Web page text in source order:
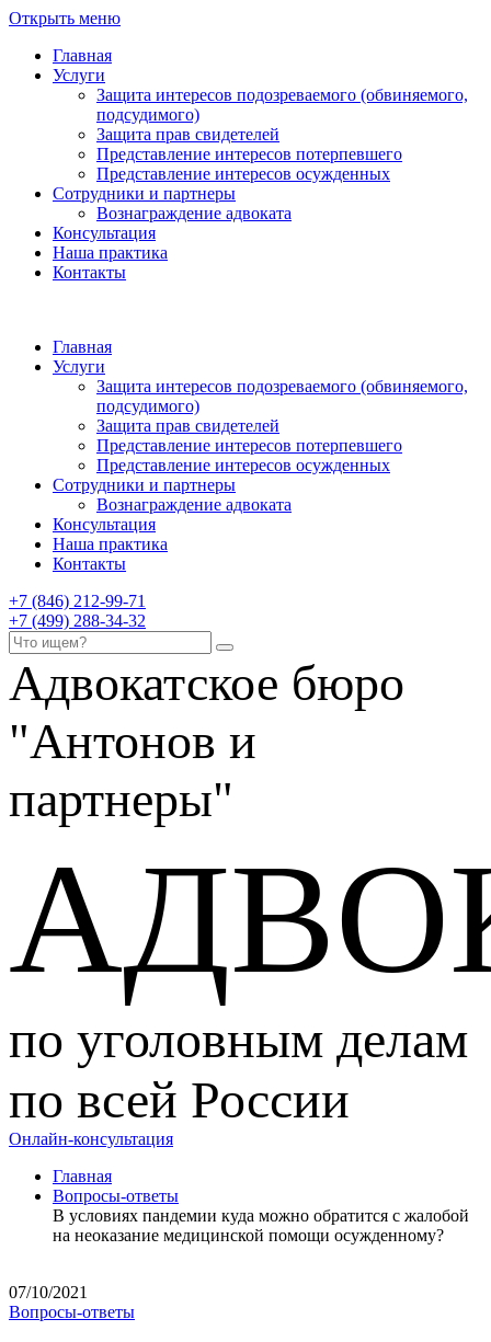
Открыть меню
Главная
Услуги
Защита интересов подозреваемого (обвиняемого,
подсудимого)
Защита прав свидетелей
Представление интересов потерпевшего
Представление интересов осужденных
Сотрудники и партнеры
Вознаграждение адвоката
Консультация
Наша практика
Контакты
Главная
Услуги
Защита интересов подозреваемого (обвиняемого,
подсудимого)
Защита прав свидетелей
Представление интересов потерпевшего
Представление интересов осужденных
Сотрудники и партнеры
Вознаграждение адвоката
Консультация
Наша практика
Контакты
+7 (846) 212-99-71
+7 (499) 288-34-32
Адвокатское бюро
"Антонов и
партнеры"
по уголовным делам
по всей России
Онлайн-консультация
Главная
Вопросы-ответы
В условиях пандемии куда можно обратится с жалобой
на неоказание медицинской помощи осужденному?
07/10/2021
Вопросы-ответы